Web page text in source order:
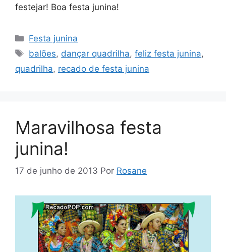
festejar! Boa festa junina!
Categorias
Festa junina
Tags
balões, dançar quadrilha,feliz festa junina,
quadrilha, recado de festa junina
Maravilhosa festa
junina!
17 de junho de 2013 Por Rosane